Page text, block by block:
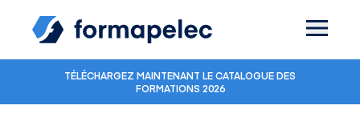
TÉLÉCHARGEZ MAINTENANT LE CATALOGUE DES
FORMATIONS 2026